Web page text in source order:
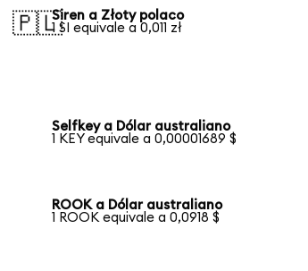
🇵🇱Siren a Złoty polaco
1 SI equivale a 0,011 zł
Selfkey a Dólar australiano
1 KEY equivale a 0,00001689 $
ROOK a Dólar australiano
1 ROOK equivale a 0,0918 $